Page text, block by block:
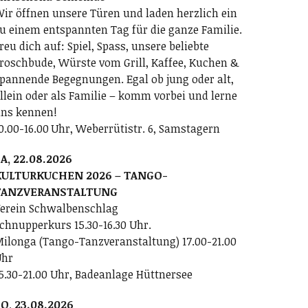
öffnen unsere Türen und laden herzlich ein
einem entspannten Tag für die ganze Familie.
dich auf: Spiel, Spass, unsere beliebte
Würste vom Grill, Kaffee, Kuchen &
Begegnungen. Egal ob jung oder alt,
oder als Familie – komm vorbei und lerne
kennen!
16.00 Uhr, Weberrütistr. 6, Samstagern
22.08.2026
2026 – TANGO-
Schwalbenschlag
15.30-16.30 Uhr.
(Tango-Tanzveranstaltung) 17.00-21.00
21.00 Uhr, Badeanlage Hüttnersee
23.08.2026